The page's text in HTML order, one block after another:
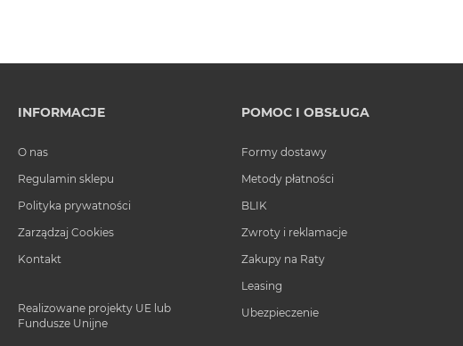
INFORMACJE
O nas
Regulamin sklepu
Polityka prywatności
Zarządzaj Cookies
Kontakt
Realizowane projekty UE lub
Fundusze Unijne
POMOC I OBSŁUGA
Formy dostawy
Metody płatności
BLIK
Zwroty i reklamacje
Zakupy na Raty
Leasing
Ubezpieczenie